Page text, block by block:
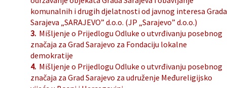
komunalnih i drugih djelatnosti od javnog interesa Grada
Sarajeva „SARAJEVO” d.o.o. (JP „Sarajevo” d.o.o.)
3. Mišljenje o Prijedlogu Odluke o utvrđivanju posebnog
značaja za Grad Sarajevo za Fondaciju lokalne
demokratije
4. Mišljenje o Prijedlogu Odluke o utvrđivanju posebnog
značaja za Grad Sarajevo za udruženje Međureligijsko